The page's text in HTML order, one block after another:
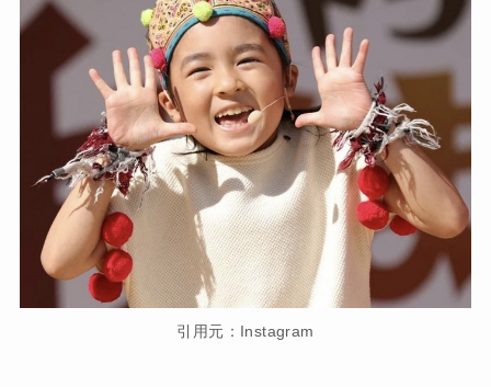
引用元：Instagram